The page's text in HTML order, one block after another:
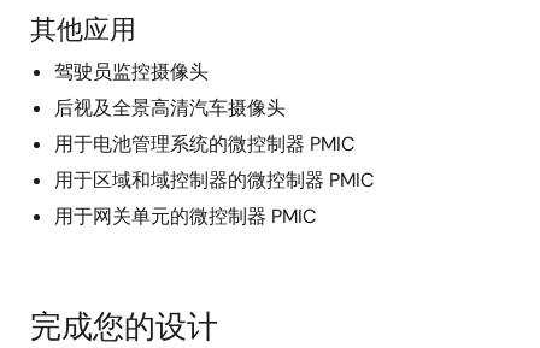
其他应用
驾驶员监控摄像头
后视及全景高清汽车摄像头
用于电池管理系统的微控制器 PMIC
用于区域和域控制器的微控制器 PMIC
用于网关单元的微控制器 PMIC
完成您的设计